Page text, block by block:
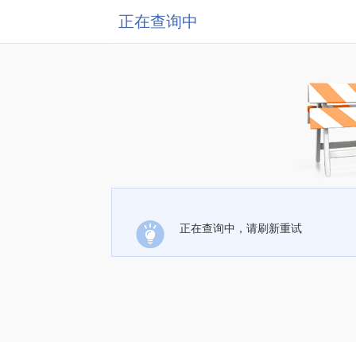
正在查询中
正在查询中，请刷新重试